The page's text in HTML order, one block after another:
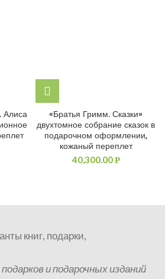
Алиса
«Братья Гримм. Сказки»
двухтомное собрание сказок в
подарочном оформлении,
кожаный переплет
40,300.00Р
и подарочных изданий